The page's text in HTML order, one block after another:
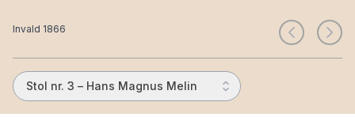
Invald 1866
Stol nr. 3 – Hans Magnus Melin